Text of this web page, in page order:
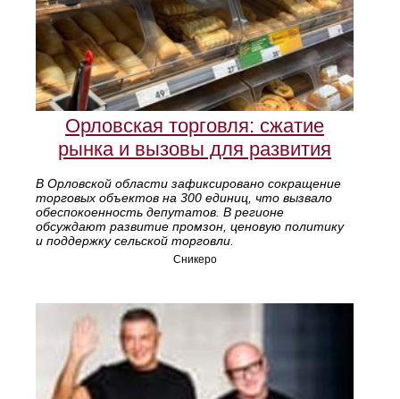
Орловская торговля: сжатие
рынка и вызовы для развития
В Орловской области зафиксировано сокращение
торговых объектов на 300 единиц, что вызвало
обеспокоенность депутатов. В регионе
обсуждают развитие промзон, ценовую политику
и поддержку сельской торговли.
Сникеро